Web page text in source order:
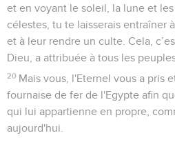
et en voyant le soleil, la lune et
célestes, tu te laisserais entraîner
et à leur rendre un culte. Cela,
Dieu, a attribuée à tous les
20 Mais vous, l'Eternel vous a pris
fournaise de fer de l'Egypte afin
qui lui appartienne en propre,
aujourd'hui.